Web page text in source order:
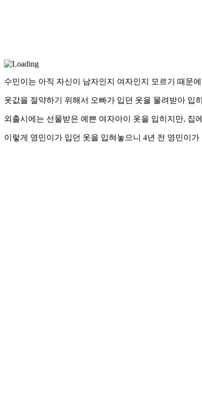
수민이는 아직 자신이 남자인지 여자인지 모르기 때문
옷값을 절약하기 위해서 오빠가 입던 옷을 물려받아 입
외출시에는 선물받은 예쁜 여자아이 옷을 입히지만, 집
이렇게 영민이가 입던 옷을 입혀놓으니 4년 전 영민이